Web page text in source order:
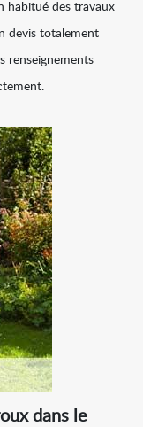
habitué des travaux
devis totalement
renseignements
dans le